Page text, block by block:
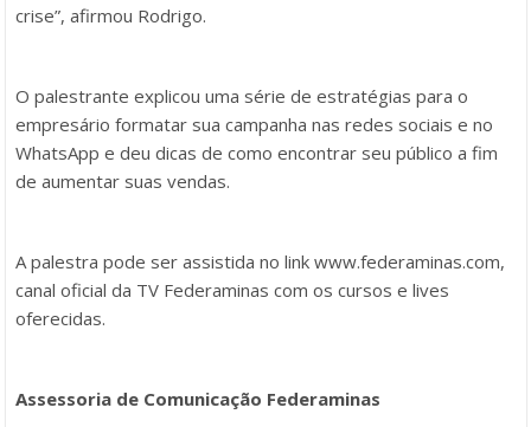
crise”, afirmou Rodrigo.
O palestrante explicou uma série de estratégias para o
empresário formatar sua campanha nas redes sociais e no
WhatsApp e deu dicas de como encontrar seu público a fim
de aumentar suas vendas.
A palestra pode ser assistida no link www.federaminas.com,
canal oficial da TV Federaminas com os cursos e lives
oferecidas.
Assessoria de Comunicação Federaminas